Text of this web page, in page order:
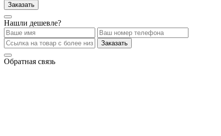
Заказать
Нашли дешевле?
Заказать
Обратная связь